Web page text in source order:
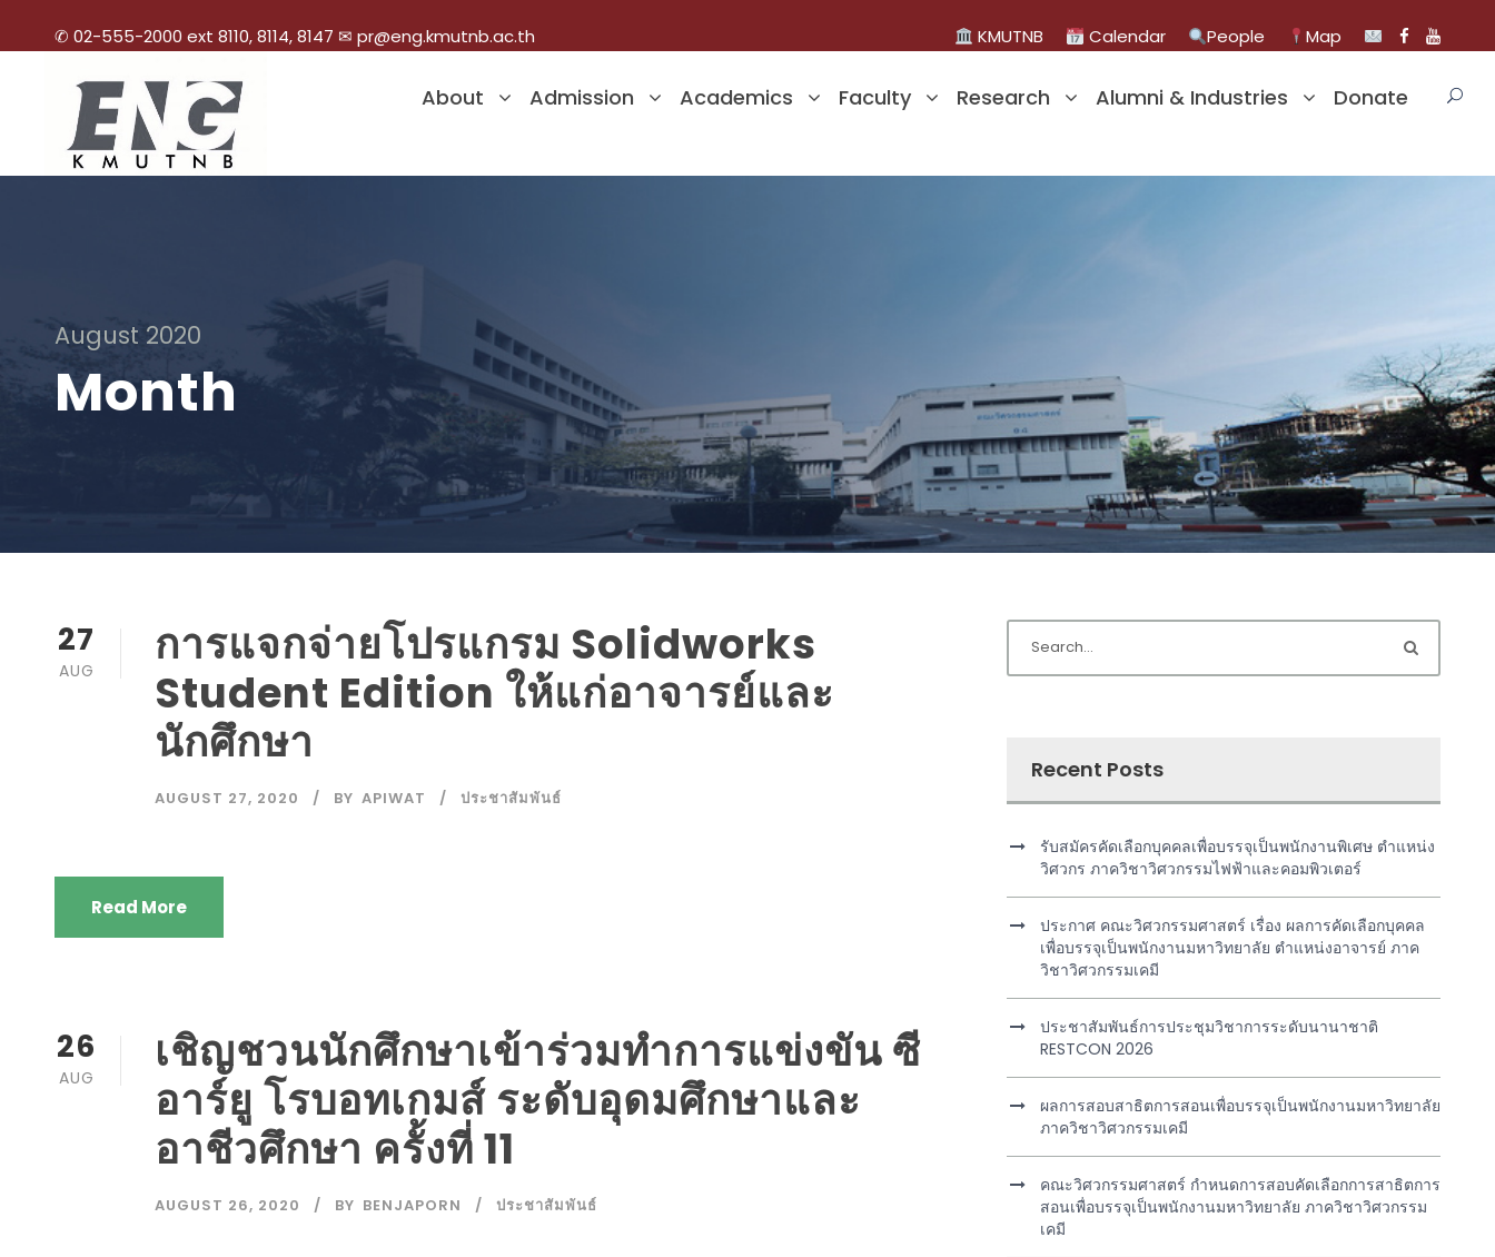
✆ 02-555-2000 ext 8110, 8114, 8147 ✉ pr@eng.kmutnb.ac.th KMUTNB Calendar People Map
About Admission Academics Faculty Research Alumni & Industries Donate
August 2020
Month
27
AUG
การแจกจ่ายโปรแกรม Solidworks
Student Edition ให้แก่อาจารย์และ
นักศึกษา
AUGUST 27, 2020 BY APIWAT ประชาสัมพันธ์
Read More
26
AUG
เชิญชวนนักศึกษาเข้าร่วมทำการแข่งขัน ซี
อาร์ยู โรบอทเกมส์ ระดับอุดมศึกษาและ
อาชีวศึกษา ครั้งที่ 11
AUGUST 26, 2020 BY BENJAPORN ประชาสัมพันธ์
Recent Posts
รับสมัครคัดเลือกบุคคลเพื่อบรรจุเป็นพนักงานพิเศษ ตำแหน่ง
วิศวกร ภาควิชาวิศวกรรมไฟฟ้าและคอมพิวเตอร์
ประกาศ คณะวิศวกรรมศาสตร์ เรื่อง ผลการคัดเลือกบุคคล
เพื่อบรรจุเป็นพนักงานมหาวิทยาลัย ตำแหน่งอาจารย์ ภาค
วิชาวิศวกรรมเคมี
ประชาสัมพันธ์การประชุมวิชาการระดับนานาชาติ
RESTCON 2026
ผลการสอบสาธิตการสอนเพื่อบรรจุเป็นพนักงานมหาวิทยาลัย
ภาควิชาวิศวกรรมเคมี
คณะวิศวกรรมศาสตร์ กำหนดการสอบคัดเลือกการสาธิตการ
สอนเพื่อบรรจุเป็นพนักงานมหาวิทยาลัย ภาควิชาวิศวกรรม
เคมี